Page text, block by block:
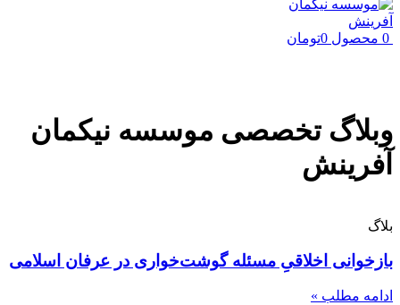
0 محصول 0تومان
وبلاگ تخصصی موسسه نیکمان
آفرینش
بلاگ
بازخوانی اخلاقیِ مسئله گوشت‌خواری در عرفان اسلامی
ادامه مطلب »